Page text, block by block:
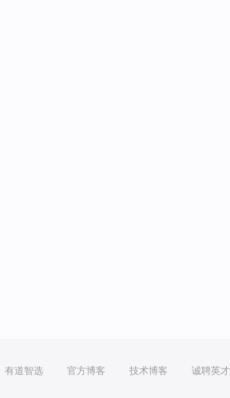
有道智选 官方博客 技术博客 诚聘英才